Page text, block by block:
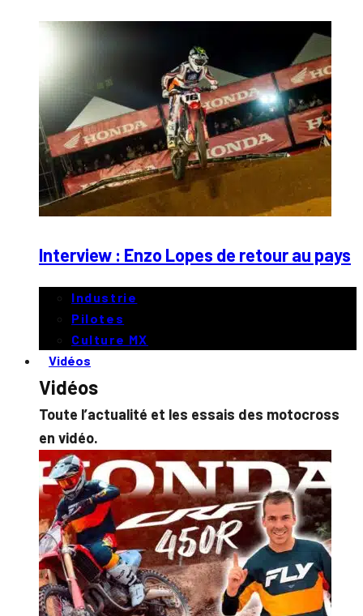
Interview : Enzo Lopes de retour au pays
Industrie
Pilotes
Culture MX
Vidéos
Vidéos
Toute l’actualité et les essais des motocross
en vidéo.